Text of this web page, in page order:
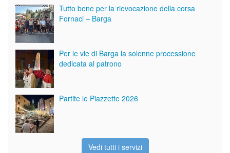
Tutto bene per la rievocazione della corsa
Fornaci – Barga
Per le vie di Barga la solenne processione
dedicata al patrono
Partite le Piazzette 2026
Vedi tutti i servizi